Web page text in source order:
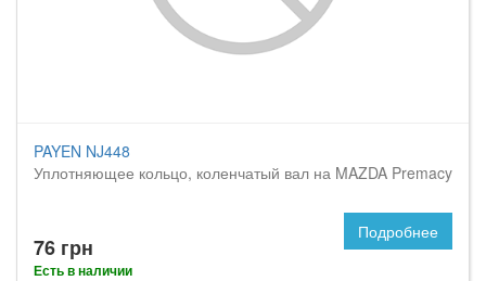
PAYEN NJ448
Уплотняющее кольцо, коленчатый вал на MAZDA Premacy
76 грн
Есть в наличии
Подробнее